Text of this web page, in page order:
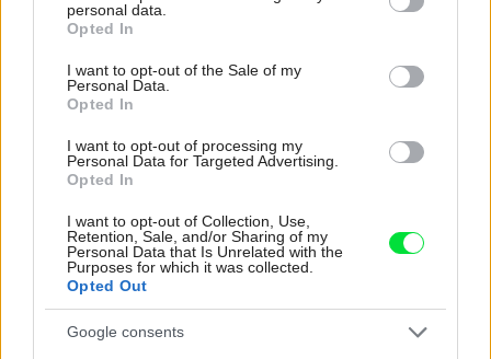
grant or deny consent to Google and its third-party tags to
use your data for below specified purposes in below Google
consent section.
personal data.
Opted In
I want to opt-out of the Sale of my
Personal Data.
Opted In
I want to opt-out of processing my
Personal Data for Targeted Advertising.
Opted In
I want to opt-out of Collection, Use,
Retention, Sale, and/or Sharing of my
Personal Data that Is Unrelated with the
Purposes for which it was collected.
Opted Out
Google consents
Tagy:
zaočkovanie
Zdieľať článok
Pozrite si viac